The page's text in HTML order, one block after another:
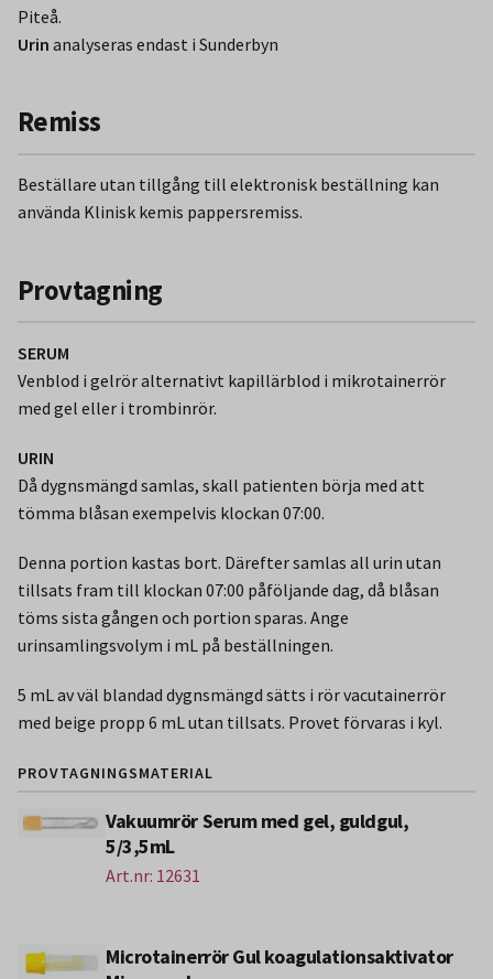
Piteå.
Urin analyseras endast i Sunderbyn
Remiss
Beställare utan tillgång till elektronisk beställning kan
använda Klinisk kemis pappersremiss.
Provtagning
SERUM
Venblod i gelrör alternativt kapillärblod i mikrotainerrör
med gel eller i trombinrör.
URIN
Då dygnsmängd samlas, skall patienten börja med att
tömma blåsan exempelvis klockan 07:00.
Denna portion kastas bort. Därefter samlas all urin utan
tillsats fram till klockan 07:00 påföljande dag, då blåsan
töms sista gången och portion sparas. Ange
urinsamlingsvolym i mL på beställningen.
5 mL av väl blandad dygnsmängd sätts i rör vacutainerrör
med beige propp 6 mL utan tillsats. Provet förvaras i kyl.
PROVTAGNINGSMATERIAL
Vakuumrör Serum med gel, guldgul,
5/3,5mL
Art.nr: 12631
Microtainerrör Gul koagulationsaktivator